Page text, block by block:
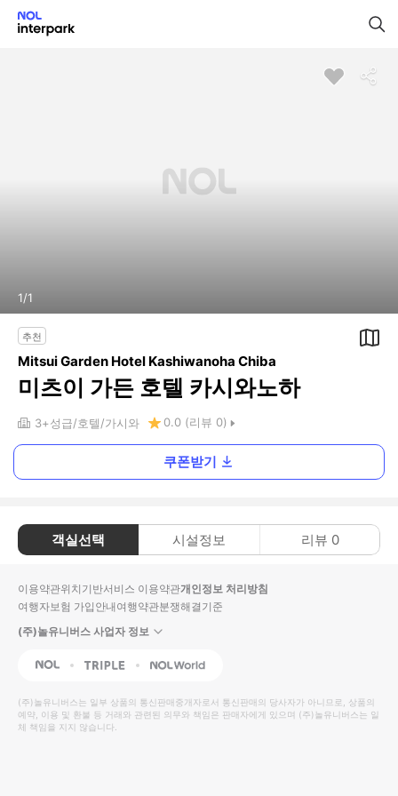
1/1
추천
Mitsui Garden Hotel Kashiwanoha Chiba
미츠이 가든 호텔 카시와노하
3+성급 호텔 가시와 0.0 (리뷰 0)
쿠폰받기
객실선택 시설정보 리뷰 0
이용약관위치기반서비스 이용약관개인정보 처리방침
여행자보험 가입안내여행약관분쟁해결기준
(주)놀유니버스 사업자 정보
NOL Triple Interpark Global
(주)놀유니버스는 일부 상품의 통신판매중개자로서 통신판매의 당사자가 아니므로, 상품의
예약, 이용 및 환불 등 거래와 관련된 의무와 책임은 판매자에게 있으며 (주)놀유니버스는 일
체 책임을 지지 않습니다.